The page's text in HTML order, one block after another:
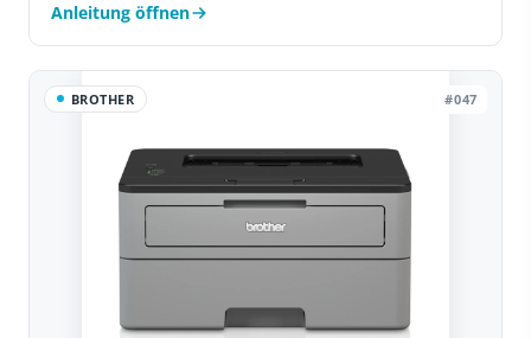
Anleitung öffnen
BROTHER #047